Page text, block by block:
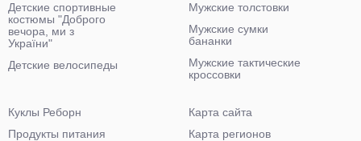
Детские спортивные
костюмы "Доброго
вечора, ми з
України"
Детские велосипеды
Мужские толстовки
Мужские сумки
бананки
Мужские тактические
кроссовки
Куклы Реборн
Продукты питания
Карта сайта
Карта регионов